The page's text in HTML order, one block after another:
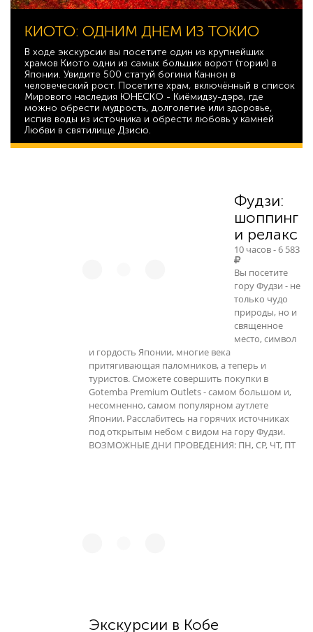
КИОТО: ОДНИМ ДНЕМ ИЗ ТОКИО
В ходе экскурсии вы посетите один из крупнейших
храмов Киото одни из самых больших ворот (тории) в
Японии. Увидите 500 статуй богини Каннон в
человеческий рост. Посетите храм, включённый в список
Мирового наследия ЮНЕСКО - Киёмидзу-дэра, где
можно обрести мудрость, долголетие или здоровье,
испив воды из источника и обрести любовь у камней
Любви в святилище Дзисю.
Фудзи:
шоппинг
и релакс
10 часов - 6 583
Вы посетите
гору Фудзи - не
только чудо
природы, но и
священное
место, символ
и гордость Японии, многие века
притягивающая паломников, а теперь и
туристов. Сможете совершить покупки в
Gotemba Premium Outlets - самом большом и,
несомненно, самом популярном аутлете
Японии. Расслабитесь на горячих источниках
под открытым небом с видом на гору Фудзи.
ВОЗМОЖНЫЕ ДНИ ПРОВЕДЕНИЯ: ПН, СР, ЧТ, ПТ
Экскурсии в Кобе